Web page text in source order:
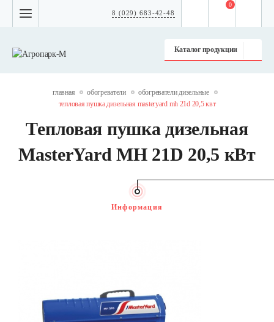
8 (029) 683-42-48
Каталог продукции
0
главная обогреватели
обогреватели дизельные
тепловая пушка дизельная masteryard mh 21d 20,5 квт
Тепловая пушка дизельная
MasterYard MH 21D 20,5 кВт
Информация